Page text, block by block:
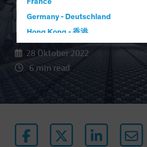
Germany - Deutschland
Hong Kong - 香港
Iceland
Luxembourg and Other EMEA
Netherlands
nach dem großen
Knall
28 Oktober 2022
6 min read